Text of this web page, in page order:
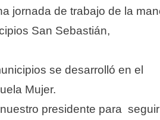
jornada de trabajo de la
San Sebastián,
se desarrolló en el
Mujer.
presidente para